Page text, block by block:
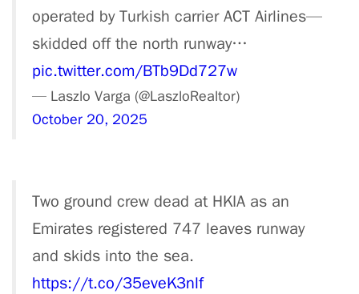
operated by Turkish carrier ACT Airlines—
skidded off the north runway…
pic.twitter.com/BTb9Dd727w
— Laszlo Varga (@LaszloRealtor)
October 20, 2025
Two ground crew dead at HKIA as an
Emirates registered 747 leaves runway
and skids into the sea.
https://t.co/35eveK3nlf